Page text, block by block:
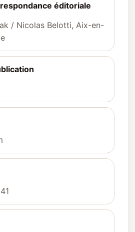
éditoriale
/ Nicolas Belotti, Aix-en-